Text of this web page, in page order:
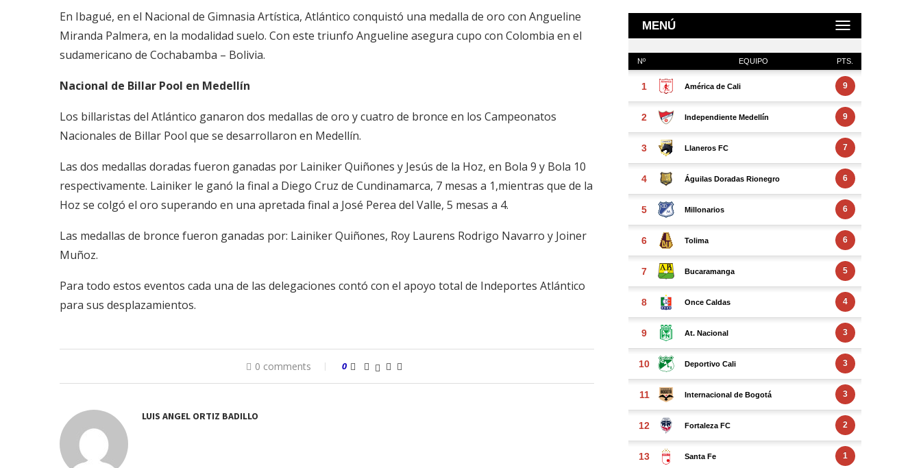
En Ibagué, en el Nacional de Gimnasia Artística, Atlántico conquistó una medalla de oro con Angueline
Miranda Palmera, en la modalidad suelo. Con este triunfo Angueline asegura cupo con Colombia en el
sudamericano de Cochabamba – Bolivia.
Nacional de Billar Pool en Medellín
Los billaristas del Atlántico ganaron dos medallas de oro y cuatro de bronce en los Campeonatos
Nacionales de Billar Pool que se desarrollaron en Medellín.
Las dos medallas doradas fueron ganadas por Lainiker Quiñones y Jesús de la Hoz, en Bola 9 y Bola 10
respectivamente. Lainiker le ganó la final a Diego Cruz de Cundinamarca, 7 mesas a 1,mientras que de la
Hoz se colgó el oro superando en una apretada final a José Perea del Valle, 5 mesas a 4.
Las medallas de bronce fueron ganadas por: Lainiker Quiñones, Roy Laurens Rodrigo Navarro y Joiner
Muñoz.
Para todo estos eventos cada una de las delegaciones contó con el apoyo total de Indeportes Atlántico
para sus desplazamientos.
0 comments 0
LUIS ANGEL ORTIZ BADILLO